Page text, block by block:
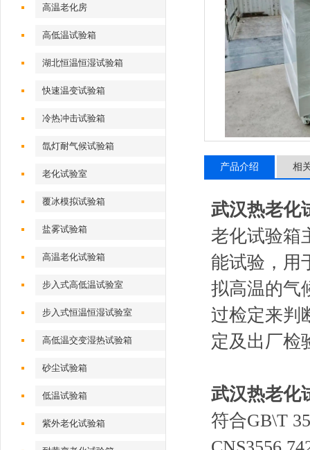
高温老化房
高低温试验箱
湖北恒温恒湿试验箱
快速温变试验箱
冷热冲击试验箱
氙灯耐气候试验箱
老化试验室
覆冰模拟试验箱
盐雾试验箱
高温老化试验箱
步入式高低温试验室
步入式恒温恒湿试验室
高低温交变湿热试验箱
砂尘试验箱
低温试验箱
紫外老化试验箱
产品介绍 相
武汉热老化
老化试验箱
能试验，用
拟高温的气
过检定来判
定及出厂检
武汉热老化
符合GB\T